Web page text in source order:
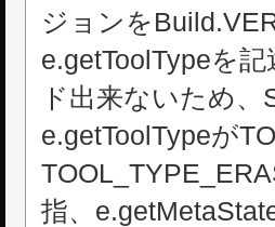
ジョンを
e.getToolTypeを
ド出来ないため
e.getToolTypeが
指、